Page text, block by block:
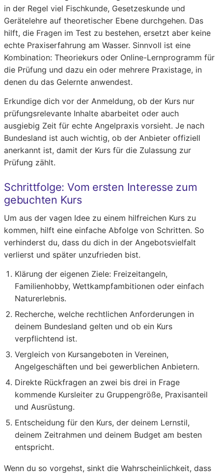
in der Regel viel Fischkunde, Gesetzeskunde und
Gerätelehre auf theoretischer Ebene durchgehen. Das
hilft, die Fragen im Test zu bestehen, ersetzt aber keine
echte Praxiserfahrung am Wasser. Sinnvoll ist eine
Kombination: Theoriekurs oder Online-Lernprogramm für
die Prüfung und dazu ein oder mehrere Praxistage, in
denen du das Gelernte anwendest.
Erkundige dich vor der Anmeldung, ob der Kurs nur
prüfungsrelevante Inhalte abarbeitet oder auch
ausgiebig Zeit für echte Angelpraxis vorsieht. Je nach
Bundesland ist auch wichtig, ob der Anbieter offiziell
anerkannt ist, damit der Kurs für die Zulassung zur
Prüfung zählt.
Schrittfolge: Vom ersten Interesse zum
gebuchten Kurs
Um aus der vagen Idee zu einem hilfreichen Kurs zu
kommen, hilft eine einfache Abfolge von Schritten. So
verhinderst du, dass du dich in der Angebotsvielfalt
verlierst und später unzufrieden bist.
Klärung der eigenen Ziele: Freizeitangeln,
Familienhobby, Wettkampfambitionen oder einfach
Naturerlebnis.
Recherche, welche rechtlichen Anforderungen in
deinem Bundesland gelten und ob ein Kurs
verpflichtend ist.
Vergleich von Kursangeboten in Vereinen,
Angelgeschäften und bei gewerblichen Anbietern.
Direkte Rückfragen an zwei bis drei in Frage
kommende Kursleiter zu Gruppengröße, Praxisanteil
und Ausrüstung.
Entscheidung für den Kurs, der deinem Lernstil,
deinem Zeitrahmen und deinem Budget am besten
entspricht.
Wenn du so vorgehst, sinkt die Wahrscheinlichkeit, dass